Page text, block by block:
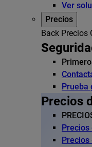
Ver
Precios
Back Precios
Prueba
Precios
Precios